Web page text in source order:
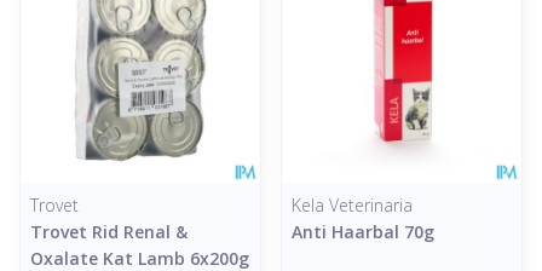
Trovet
Trovet Rid Renal &
Oxalate Kat Lamb 6x200g
Kela Veterinaria
Anti Haarbal 70g